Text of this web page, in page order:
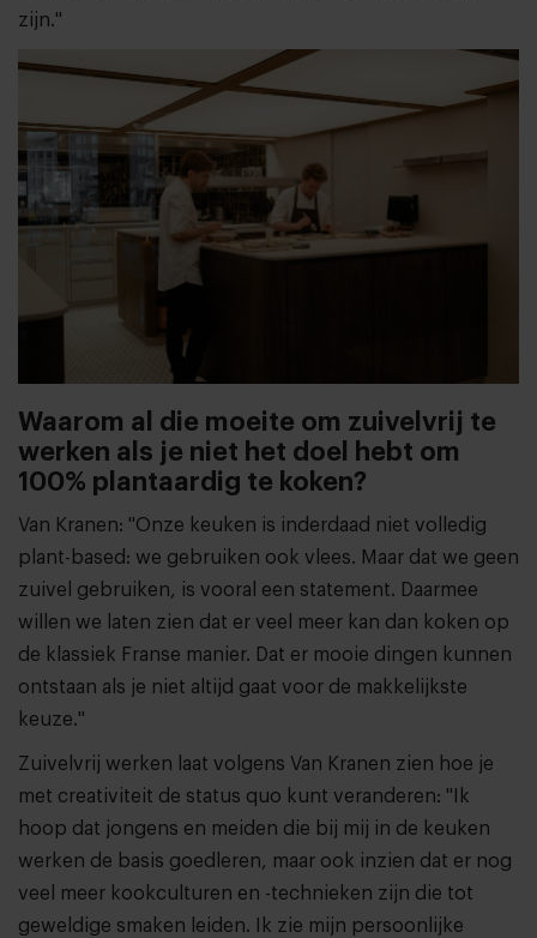
zijn."
Waarom al die moeite om zuivelvrij te
werken als je niet het doel hebt om
100% plantaardig te koken?
Van Kranen: "Onze keuken is inderdaad niet volledig
plant-based: we gebruiken ook vlees. Maar dat we geen
zuivel gebruiken, is vooral een statement. Daarmee
willen we laten zien dat er veel meer kan dan koken op
de klassiek Franse manier. Dat er mooie dingen kunnen
ontstaan als je niet altijd gaat voor de makkelijkste
keuze."
Zuivelvrij werken laat volgens Van Kranen zien hoe je
met creativiteit de status quo kunt veranderen: "Ik
hoop dat jongens en meiden die bij mij in de keuken
werken de basis goedleren, maar ook inzien dat er nog
veel meer kookculturen en -technieken zijn die tot
geweldige smaken leiden. Ik zie mijn persoonlijke